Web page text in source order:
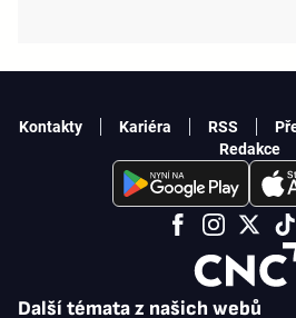
Další témata z našich webů
Kontakty Kariéra RSS
Redakce